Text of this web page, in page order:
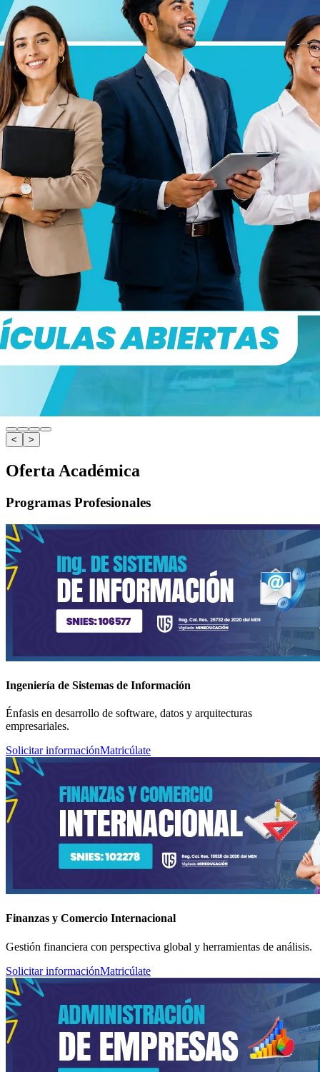
< >
Oferta Académica
Programas Profesionales
Ingeniería de Sistemas de Información
Énfasis en desarrollo de software, datos y arquitecturas
empresariales.
Solicitar informaciónMatricúlate
Finanzas y Comercio Internacional
Gestión financiera con perspectiva global y herramientas de análisis.
Solicitar informaciónMatricúlate